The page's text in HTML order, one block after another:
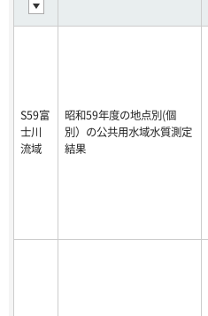
S59富
士川
流域
昭和59年度の地点別(個
別）の公共用水域水質測定
結果